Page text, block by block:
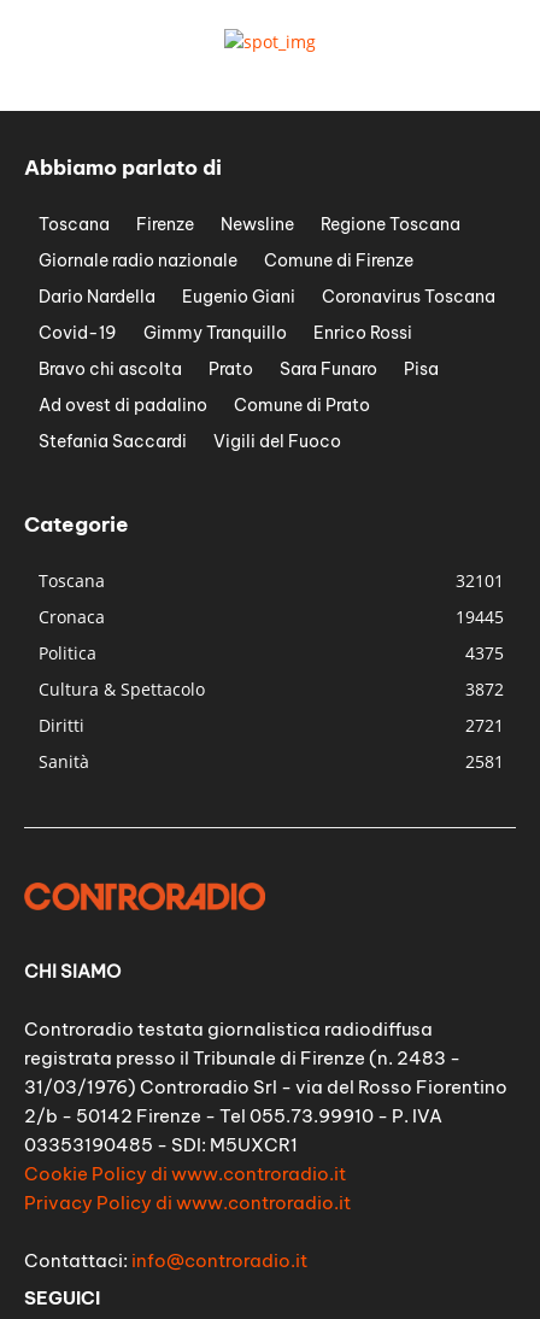
Abbiamo parlato di
Toscana Firenze Newsline
Regione Toscana
Giornale radio nazionale
Comune di Firenze
Dario Nardella
Eugenio Giani
Coronavirus Toscana
Covid-19
Gimmy Tranquillo
Enrico Rossi
Bravo chi ascolta
Prato Sara Funaro
Pisa
Ad ovest di padalino
Comune di Prato
Stefania Saccardi
Vigili del Fuoco
Categorie
Toscana
32101
Cronaca
19445
Politica
4375
Cultura & Spettacolo
3872
Diritti
2721
Sanità
2581
CHI SIAMO
Controradio testata giornalistica radiodiffusa
registrata presso il Tribunale di Firenze (n. 2483 -
31/03/1976) Controradio Srl - via del Rosso Fiorentino
2/b - 50142 Firenze - Tel 055.73.99910 - P. IVA
03353190485 - SDI: M5UXCR1
Cookie Policy di www.controradio.it
Privacy Policy di www.controradio.it
Contattaci: info@controradio.it
SEGUICI